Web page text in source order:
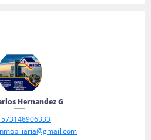
Hernandez G